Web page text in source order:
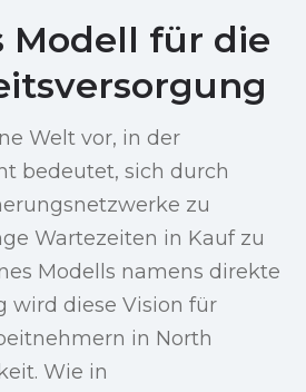
Modell für die
Welt vor, in der
bedeutet, sich durch
zu
Wartezeiten in Kauf zu
Modells namens direkte
wird diese Vision für
in North
Wie in